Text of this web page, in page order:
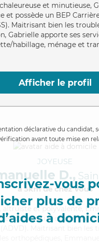
et minutieuse,
et possède un BEP
Maitrisant bien les
Gabrielle apporte ses
habillage, ménage et
Afficher le profil
déclarative du candidat,
avant toute mise en
vous
plus de
à
JOYEUSE
D.,
à 5km de chez Vous
, altruiste et polyvalente,
et possède un diplôme